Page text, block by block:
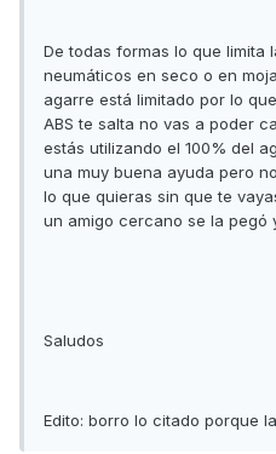
De todas formas lo que limita
neumáticos en seco o en
agarre está limitado por lo
ABS te salta no vas a poder
estás utilizando el 100% del
una muy buena ayuda pero
lo que quieras sin que te
un amigo cercano se la pegó
Saludos
Edito: borro lo citado porque